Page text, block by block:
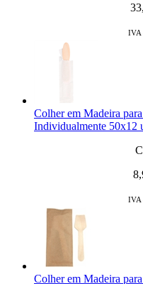
IVA
Colher em Madeira
Individualmente 50x12
IVA
Colher em Madeira